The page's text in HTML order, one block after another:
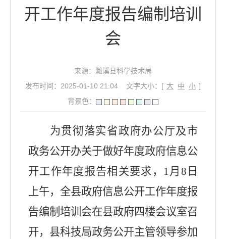
开工作年度报告编制培训
会
来源：濉溪县科学技术局
发布时间：2025-01-10 21:04
文字大小：[ 大 中 小 ]
背景色：
为贯彻落实省政府办公厅及市
政务公开办关于做好年度政府信息公
开工作年度报告相关要求， 1月8日
上午，全县政府信息公开工作年度报
告编制培训会在县政府四楼会议室召
开，县科技局政务公开主管领导参加